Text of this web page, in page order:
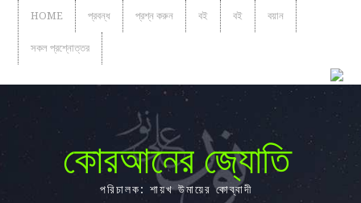
HOME প্রবন্ধ প্রশ্ন করুন বই বই বয়ান
সকল প্রশ্নোত্তর
কোরআনের জ্যোতি
পরিচালক: শায়খ উমায়ের কোব্বাদী